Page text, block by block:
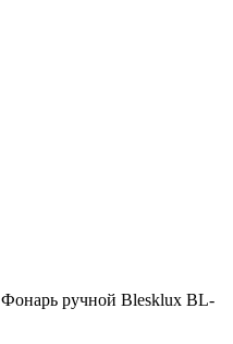
Фонарь ручной Blesklux BL-